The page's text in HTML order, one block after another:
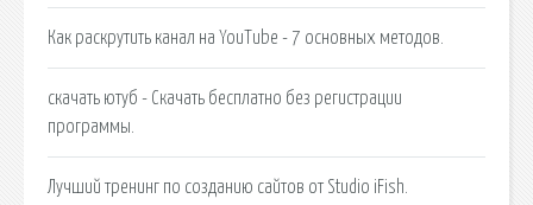
Как раскрутить канал на YouTube - 7 основных методов.
скачать ютуб - Скачать бесплатно без регистрации
программы.
Лучший тренинг по созданию сайтов от Studio iFish.